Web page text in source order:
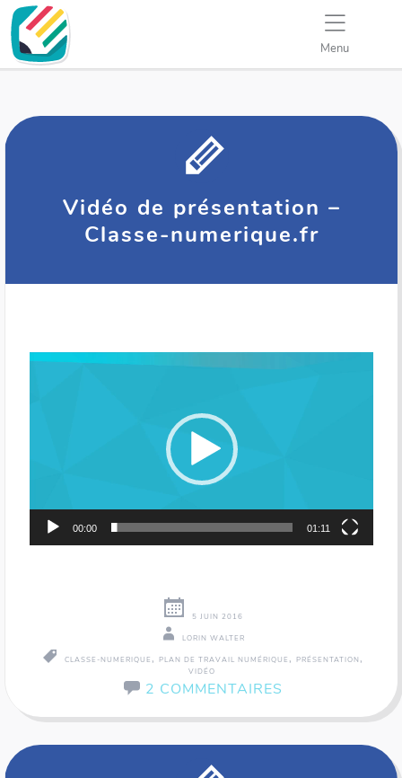
Menu
Vidéo de présentation –
Classe-numerique.fr
00:00 01:11
5 JUIN 2016
LORIN WALTER
CLASSE-NUMERIQUE , PLAN DE TRAVAIL NUMÉRIQUE , PRÉSENTATION ,
VIDÉO
2 COMMENTAIRES